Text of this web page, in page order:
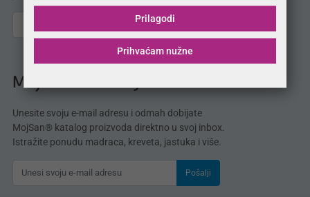
MojSan® katalog
Unesite svoju e-mail adresu i odmah dobijate
MojSan® katalog proizvoda direktno u svoj inbox.
Istražite ponudu madraca, kreveta, jastuka i više.
Pošalji
Prihvaćam nužne
Prilagodi